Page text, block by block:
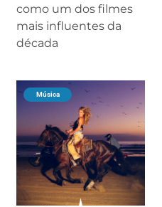
como um dos filmes
mais influentes da
década
Música